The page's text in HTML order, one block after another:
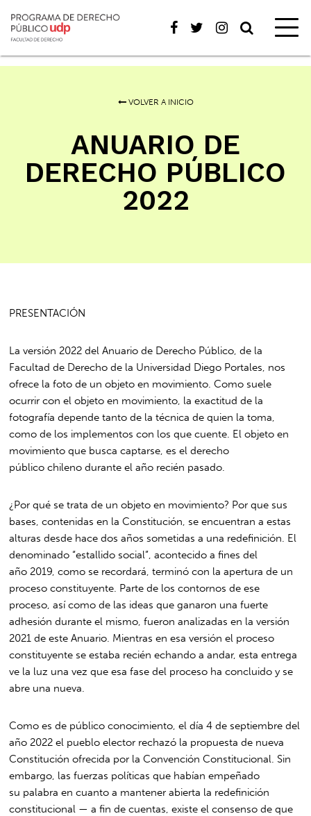
VOLVER A INICIO
ANUARIO DE
DERECHO PÚBLICO
2022
PRESENTACIÓN
La versión 2022 del Anuario de Derecho Público, de la
Facultad de Derecho de la Universidad Diego Portales, nos
ofrece la foto de un objeto en movimiento. Como suele
ocurrir con el objeto en movimiento, la exactitud de la
fotografía depende tanto de la técnica de quien la toma,
como de los implementos con los que cuente. El objeto en
movimiento que busca captarse, es el derecho
público chileno durante el año recién pasado.
¿Por qué se trata de un objeto en movimiento? Por que sus
bases, contenidas en la Constitución, se encuentran a estas
alturas desde hace dos años sometidas a una redefinición. El
denominado “estallido social”, acontecido a fines del
año 2019, como se recordará, terminó con la apertura de un
proceso constituyente. Parte de los contornos de ese
proceso, así como de las ideas que ganaron una fuerte
adhesión durante el mismo, fueron analizadas en la versión
2021 de este Anuario. Mientras en esa versión el proceso
constituyente se estaba recién echando a andar, esta entrega
ve la luz una vez que esa fase del proceso ha concluido y se
abre una nueva.
Como es de público conocimiento, el día 4 de septiembre del
año 2022 el pueblo elector rechazó la propuesta de nueva
Constitución ofrecida por la Convención Constitucional. Sin
embargo, las fuerzas políticas que habían empeñado
su palabra en cuanto a mantener abierta la redefinición
constitucional — a fin de cuentas, existe el consenso de que